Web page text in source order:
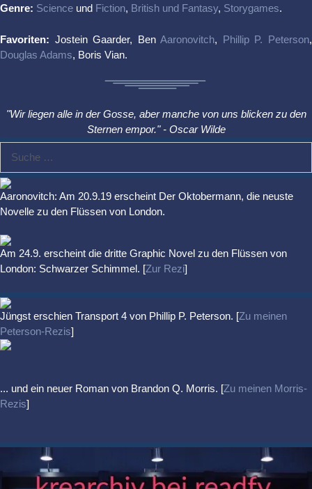
Genre: Science und Fiction, British und Fantasy, Storygames.
Favoriten: Jostein Gaarder, BenAaronovitch, Phillip P. Peterson,
Douglas Adams, Boris Vian.
"Wir liegen alle in der Gosse, aber manche von uns blicken zu den
Sternen empor." - Oscar Wilde
nach:
Aaronovitch: Am 20.9.19 erscheint Der Oktobermann, die neuste
Novelle zu den Flüssen von London.
Am 24.9. erscheint die dritte Graphic Novel zu den Flüssen von
London: Schwarzer Schimmel. [Zur Rezi]
Jüngst erschien Transport 4 von Phillip P. Peterson. [Zu meinen
Peterson-Rezis]
... und ein neuer Roman von Brandon Q. Morris. [Zu meinen Morris-
Rezis]